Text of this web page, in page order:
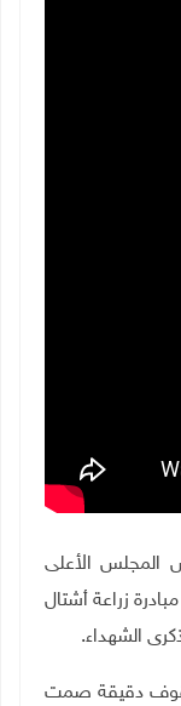
المجلس الأعلى
زراعة أشتال
الشهداء.
دقيقة صمت